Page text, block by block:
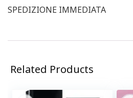
SPEDIZIONE IMMEDIATA
Related Products